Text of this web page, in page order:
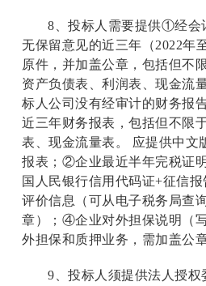
8 、投标人需要提供①经
无保留意见的近三年（2022年
原件，并加盖公章，包括但不
资产负债表、利润表、现金流
标人公司没有经审计的财务报
近三年财务报表，包括但不限
表、现金流量表。 应提供中文
报表；②企业最近半年完税证
国人民银行信用代码证+征信
评价信息（可从电子税务局查
章）；④企业对外担保说明（
外担保和质押业务，需加盖公章
9 、投标人须提供法人授